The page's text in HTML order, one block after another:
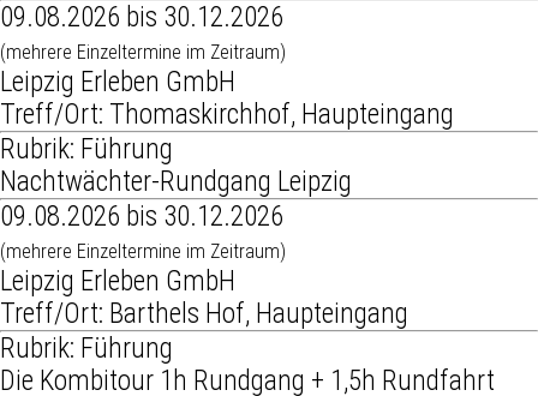
09.08.2026 bis 30.12.2026
(mehrere Einzeltermine im Zeitraum)
Leipzig Erleben GmbH
Treff/Ort: Thomaskirchhof, Haupteingang
Rubrik: Führung
Nachtwächter-Rundgang Leipzig
09.08.2026 bis 30.12.2026
(mehrere Einzeltermine im Zeitraum)
Leipzig Erleben GmbH
Treff/Ort: Barthels Hof, Haupteingang
Rubrik: Führung
Die Kombitour 1h Rundgang + 1,5h Rundfahrt